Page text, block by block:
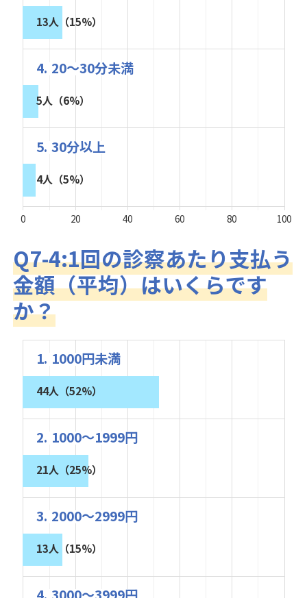
13人（15%）
4. 20～30分未満
5人（6%）
5. 30分以上
4人（5%）
0 20 40 60 80 100
Q7-4:1回の診察あたり支払う
金額（平均）はいくらです
か？
1. 1000円未満
44人（52%）
2. 1000～1999円
21人（25%）
3. 2000～2999円
13人（15%）